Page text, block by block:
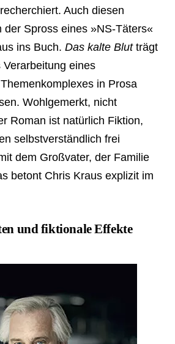
Auch diesen
der Spross eines »NS-Täters«
ins Buch.Das kalte Blutträgt
eines
in Prosa
Wohlgemerkt, nicht
Roman ist natürlich Fiktion,
selbstverständlich frei
dem Großvater, der Familie
betont Chris Kraus explizit im
und fiktionale Effekte